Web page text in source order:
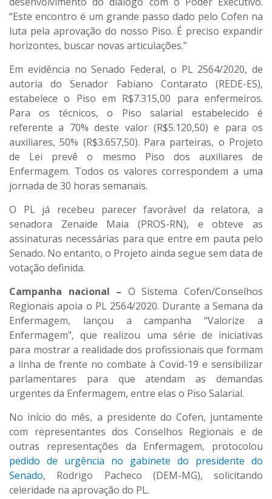
“Este encontro é um grande passo dado pelo Cofen na
luta pela aprovação do nosso Piso. É preciso expandir
horizontes, buscar novas articulações.”
Em evidência no Senado Federal, o PL 2564/2020, de
autoria do Senador Fabiano Contarato (REDE-ES),
estabelece o Piso em R$7.315,00 para enfermeiros.
Para os técnicos, o Piso salarial estabelecido é
referente a 70% deste valor (R$5.120,50) e para os
auxiliares, 50% (R$3.657,50). Para parteiras, o Projeto
de Lei prevê o mesmo Piso dos auxiliares de
Enfermagem. Todos os valores correspondem a uma
jornada de 30 horas semanais.
O PL já recebeu parecer favorável da relatora, a
senadora Zenaide Maia (PROS-RN), e obteve as
assinaturas necessárias para que entre em pauta pelo
Senado. No entanto, o Projeto ainda segue sem data de
votação definida.
Campanha nacional – O Sistema Cofen/Conselhos
Regionais apoia o PL 2564/2020. Durante a Semana da
Enfermagem, lançou a campanha “Valorize a
Enfermagem”, que realizou uma série de iniciativas
para mostrar a realidade dos profissionais que formam
a linha de frente no combate à Covid-19 e sensibilizar
parlamentares para que atendam as demandas
urgentes da Enfermagem, entre elas o Piso Salarial.
No início do mês, a presidente do Cofen, juntamente
com representantes dos Conselhos Regionais e de
outras representações da Enfermagem, protocolou
pedido de urgência no gabinete do presidente do
Senado, Rodrigo Pacheco (DEM-MG), solicitando
celeridade na aprovação do PL.